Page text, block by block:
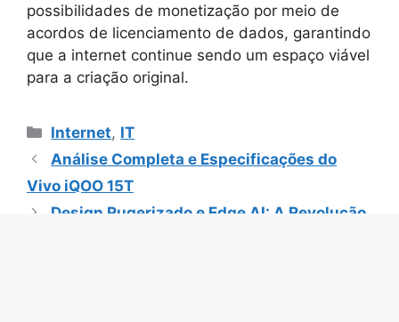
possibilidades de monetização por meio de
acordos de licenciamento de dados, garantindo
que a internet continue sendo um espaço viável
para a criação original.
Categorias
Internet, IT
Análise Completa e Especificações do
Vivo iQOO 15T
Design Rugerizado e Edge AI: A Revolução